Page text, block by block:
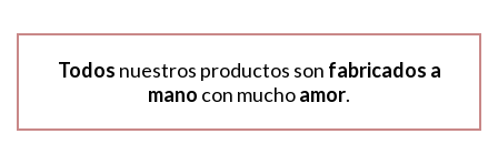
Todos nuestros productos son fabricados a
mano con muchoamor.